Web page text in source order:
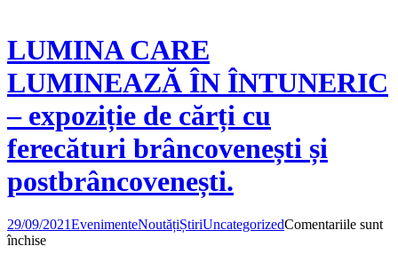
de
ani
carte
LUMINA CARE
LUMINEAZĂ ÎN ÎNTUNERIC
– expoziție de cărți cu
ferecături brâncovenești și
postbrâncovenești.
29/09/2021EvenimenteNoutățiȘtiriUncategorizedComentariile sunt
închisepentru